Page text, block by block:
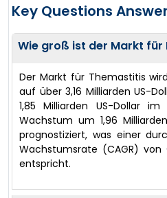
Key Questions
Wie groß ist der Markt für
Der Markt für Themastitis
auf über 3,16 Milliarden US-
1,85 Milliarden US-Dollar
Wachstum um 1,96
prognostiziert, was einer
Wachstumsrate (CAGR) von
entspricht.